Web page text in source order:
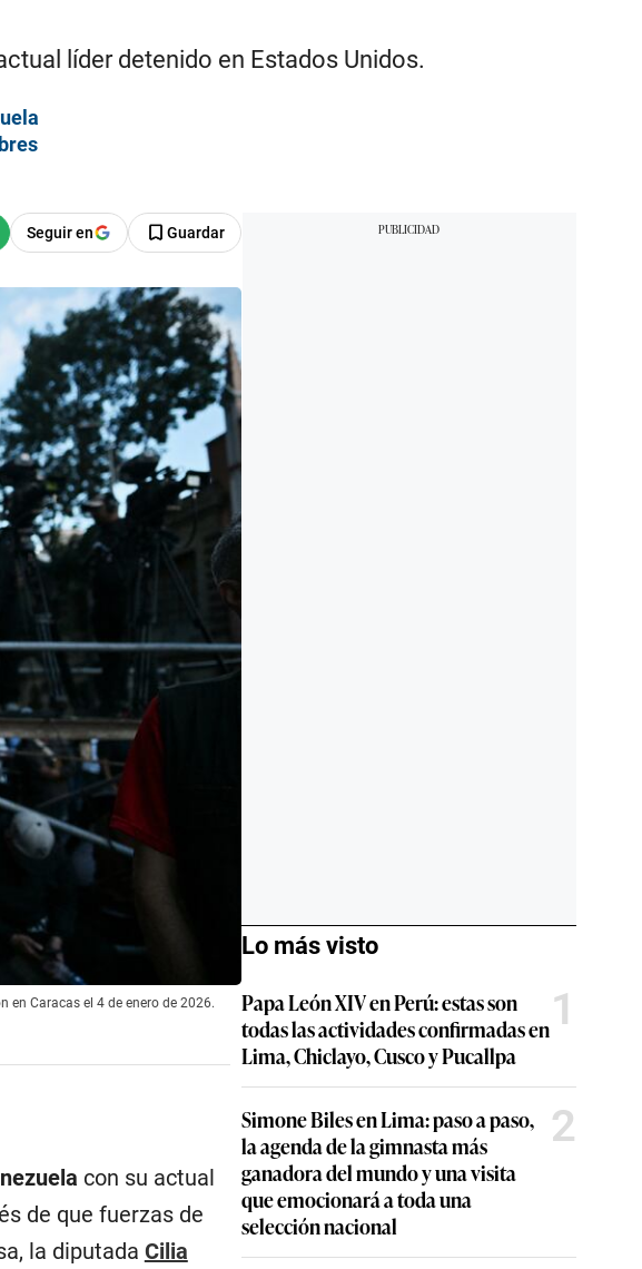
líder detenido en Estados Unidos.
Seguir en Guardar
Caracas el 4 de enero de 2026.
con su actual
de que fuerzas de
la diputada Cilia
Lo más visto
Papa León XIV en Perú: estas son
todas las actividades confirmadas en
Lima, Chiclayo, Cusco y Pucallpa
1
Simone Biles en Lima: paso a paso,
la agenda de la gimnasta más
ganadora del mundo y una visita
que emocionará a toda una
selección nacional
2